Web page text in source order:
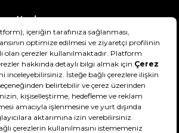
Yardım
Teslimat Bilgisi
Şartlar & Koşullar
Hakkımızda